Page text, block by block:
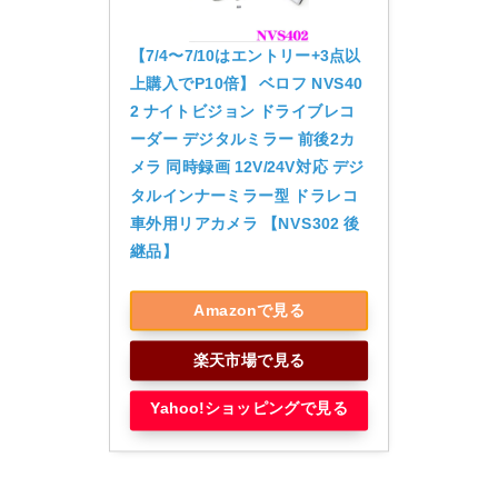
【7/4〜7/10はエントリー+3点以
上購入でP10倍】 ベロフ NVS40
2 ナイトビジョン ドライブレコ
ーダー デジタルミラー 前後2カ
メラ 同時録画 12V/24V対応 デジ
タルインナーミラー型 ドラレコ
車外用リアカメラ 【NVS302 後
継品】
Amazonで見る
楽天市場で見る
Yahoo!ショッピングで見る